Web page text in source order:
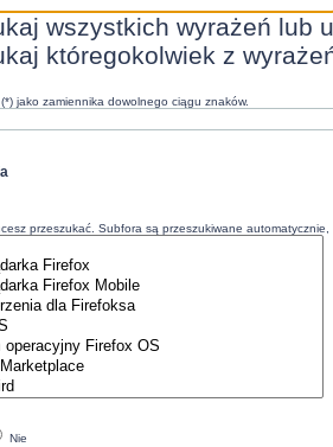
wszystkich wyrażeń lub
któregokolwiek z
jako zamiennika dowolnego ciągu znaków.
przeszukać. Subfora są przeszukiwane
Nie